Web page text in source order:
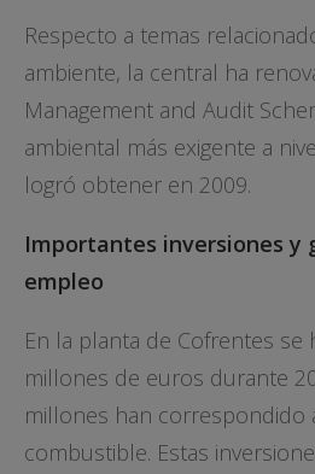
Respecto a temas
ambiente, la central ha
Management and Audit
ambiental más exigente a
logró obtener en 2009.
Importantes inversiones y
empleo
En la planta de Cofrentes se
millones de euros durante
millones han correspondido
combustible. Estas